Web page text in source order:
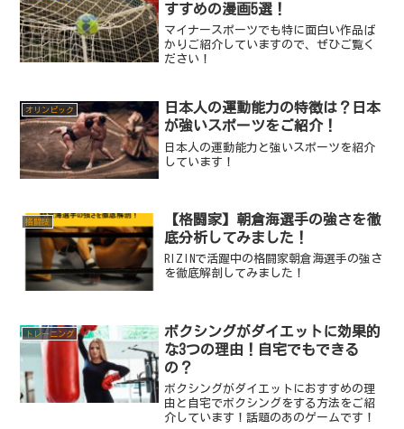
すすめの漫画5選！
マイナースポーツでも特に面白い作品ば
かりご紹介していますので、ぜひご覧く
ださい！
オリンピック
日本人の運動能力の特徴は？日本
が強いスポーツをご紹介！
日本人の運動能力と強いスポーツを紹介
しています！
格闘技
【格闘家】朝倉海選手の強さを徹
底分析してみました！
RIZINで活躍中の格闘家朝倉海選手の強さ
を徹底解剖してみました！
トレーニング
ボクシングがダイエットに効果的
な3つの理由！自宅でもできる
の？
ボクシングがダイエットにおすすめの理
由と自宅でボクシングをする方法をご紹
介しています！話題のあのゲームです！